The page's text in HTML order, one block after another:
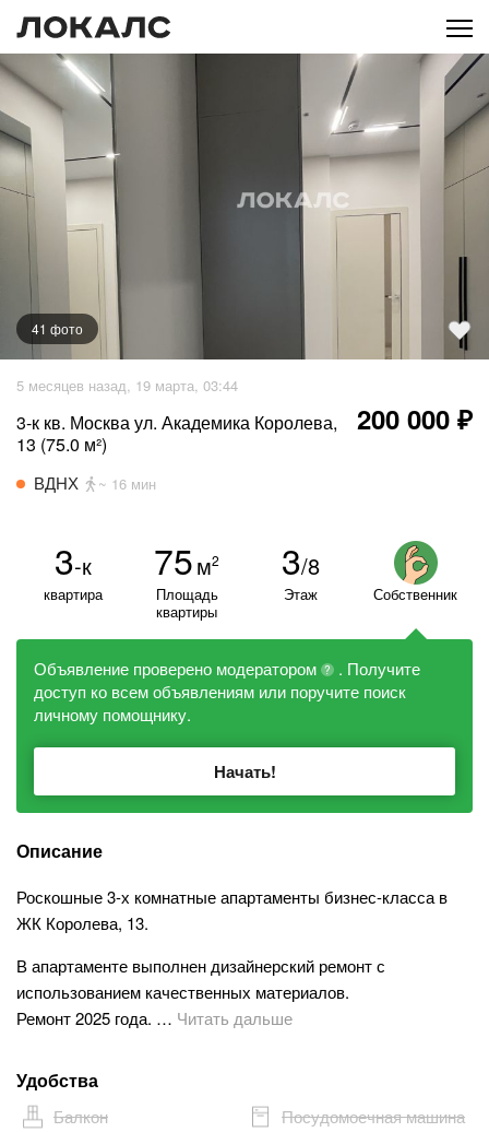
41 фото
5 месяцев назад, 19 марта, 03:44
3-к кв. Москва ул. Академика Королева,
13 (75.0 м²)
200 000 ₽
ВДНХ ~ 16 мин
3-к
квартира
75м2
Площадь
квартиры
3/8
Этаж Собственник
Объявление проверено модератором ?
. Получите
доступ ко всем объявлениям или поручите поиск
личному помощнику.
Начать!
Описание
Роскошные 3-х комнатные апартаменты бизнес-класса в
ЖК Королева, 13.
В апартаменте выполнен дизайнерский ремонт с
использованием качественных материалов.
Ремонт 2025 года. … Читать дальше
Удобства
Балкон
Посудомоечная машина